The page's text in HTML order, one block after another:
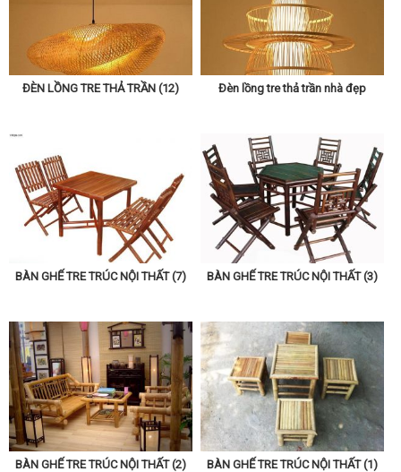
ĐÈN LỒNG TRE THẢ TRẦN (12) Đèn lồng tre thả trần nhà đẹp
BÀN GHẾ TRE TRÚC NỘI THẤT (7) BÀN GHẾ TRE TRÚC NỘI THẤT (3)
BÀN GHẾ TRE TRÚC NỘI THẤT (2) BÀN GHẾ TRE TRÚC NỘI THẤT (1)